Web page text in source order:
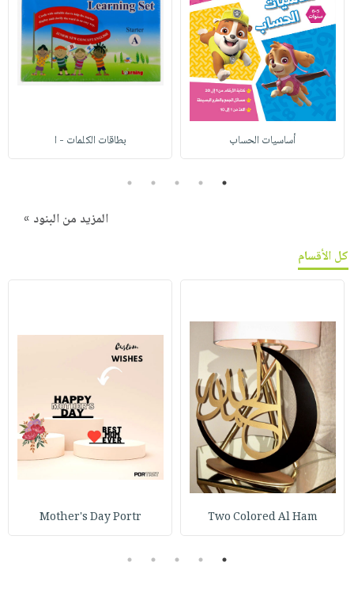
أساسيات الحساب بطاقات الكلمات - ا
1
2
3
4
5
المزيد من البنود »
كل الأقسام
Two Colored Al Ham
Mother's Day Portr
1
2
3
4
5